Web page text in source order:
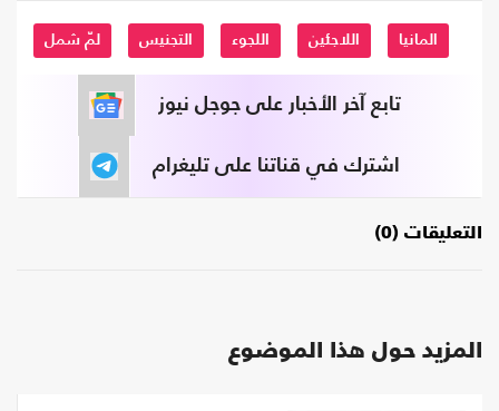
المانيا اللاجئين اللجوء التجنيس لمّ شمل
تابع آخر الأخبار على جوجل نيوز
اشترك في قناتنا على تليغرام
التعليقات (0)
المزيد حول هذا الموضوع